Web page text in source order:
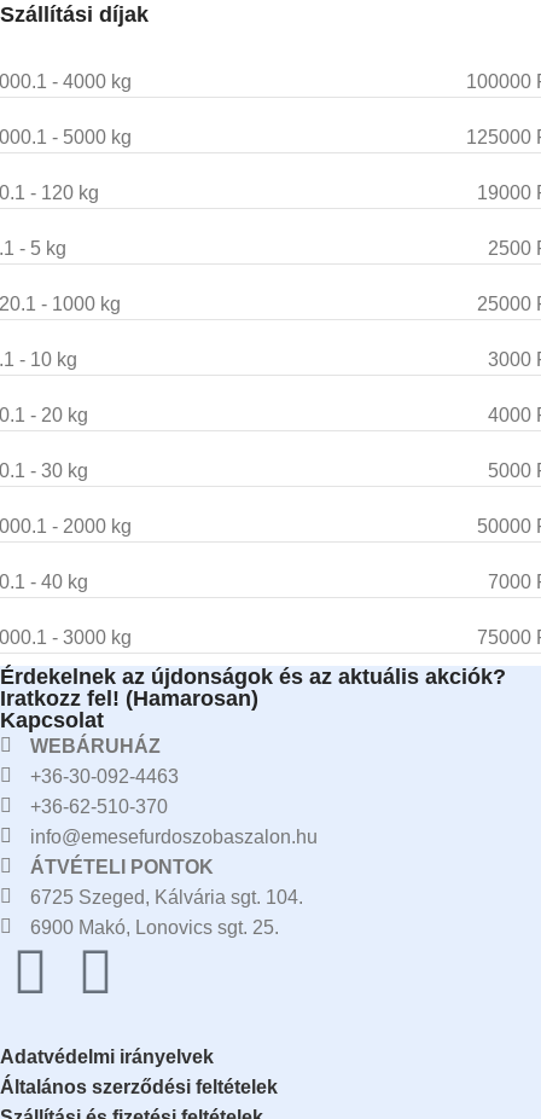
Szállítási díjak
- 4000 kg 100000
- 5000 kg 125000
- 120 kg 19000
- 5 kg 2500
- 1000 kg 25000
- 10 kg 3000
- 20 kg 4000
- 30 kg 5000
- 2000 kg 50000
- 40 kg 7000
- 3000 kg 75000
Érdekelnek az újdonságok és az aktuális akciók?
Iratkozz fel! (Hamarosan)
Kapcsolat
WEBÁRUHÁZ
+36-30-092-4463
+36-62-510-370
info@emesefurdoszobaszalon.hu
ÁTVÉTELI PONTOK
6725 Szeged, Kálvária sgt. 104.​
6900 Makó, Lonovics sgt. 25.
Adatvédelmi irányelvek
Általános szerződési feltételek